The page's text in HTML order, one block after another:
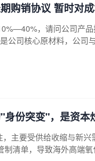
购销协议 暂时对
，请问公司产
公司核心原材料，公司
份突变"，是资本
主要受供给收缩与新
清单，导致海外高端